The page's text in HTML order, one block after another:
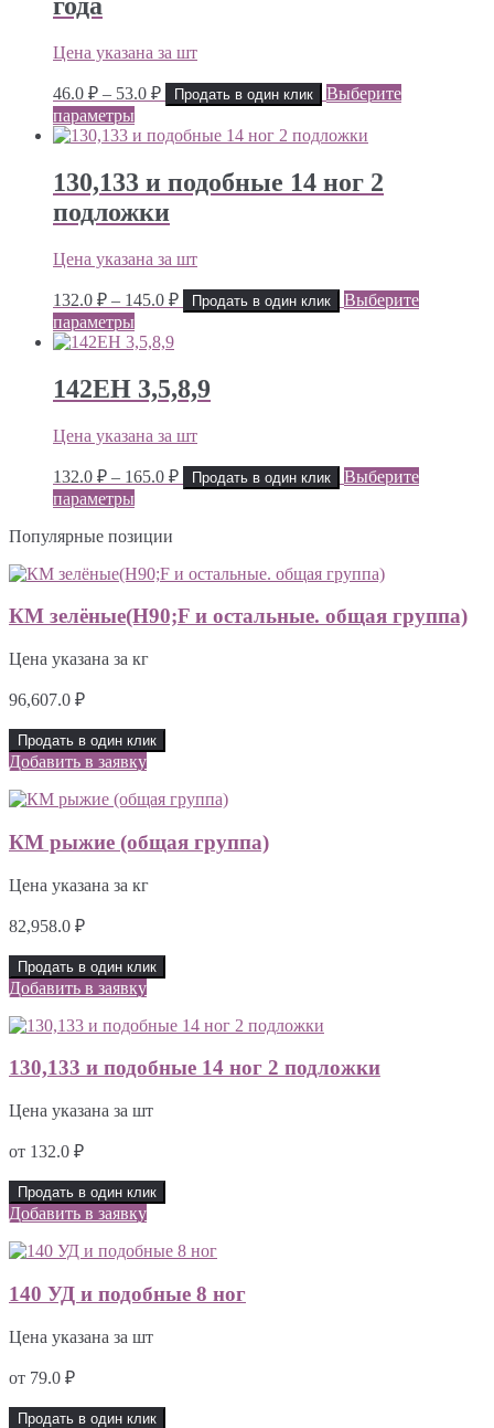
года
Цена указана за шт
46.0 ₽ – 53.0 ₽Диапазон
цен:
46.0 ₽
53.0 ₽
Продать в один клик
Выберите
параметры
130,133 и подобные 14 ног 2
подложки
Цена указана за шт
132.0 ₽ – 145.0 ₽Диапазон
цен:
145.0 ₽
Продать в один клик
Выберите
параметры
142ЕН 3,5,8,9
Цена указана за шт
132.0 ₽ – 165.0 ₽Диапазон
цен:
Продать в один клик
Выберите
параметры
Популярные позиции
КМ зелёные(H90;F и остальные. общая группа)
Цена указана за кг
96,607.0 ₽
Продать в один клик
Добавить в заявку
КМ рыжие (общая группа)
Цена указана за кг
82,958.0 ₽
Продать в один клик
Добавить в заявку
130,133 и подобные 14 ног 2 подложки
Цена указана за шт
от 132.0 ₽
Продать в один клик
Добавить в заявку
140 УД и подобные 8 ног
Цена указана за шт
от 79.0 ₽
Продать в один клик